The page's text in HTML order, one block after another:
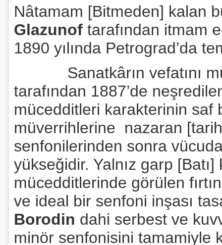
Nâtamam [Bitmeden] kalan
Glazunof tarafından itmam
1890 yılında Petrograd’da
Sanatkârın vefatını
tarafından 1887’de
mücedditleri karakterinin saf
müverrihlerine nazaran
senfonilerinden sonra
yükseğidir. Yalnız garp
mücedditlerinde görülen
ve ideal bir senfoni inşası
Borodin dahi serbest ve
minör senfonisini tamamiyle